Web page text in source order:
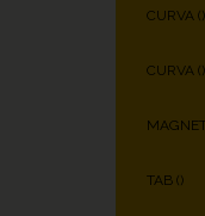
CURVA ()
CURVA ()
TAB ()